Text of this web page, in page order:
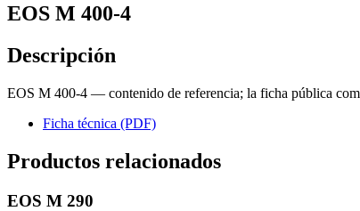
EOS M 400-4
Descripción
EOS M 400-4 — contenido de referencia; la ficha pública
Ficha técnica (PDF)
Productos relacionados
EOS M 290